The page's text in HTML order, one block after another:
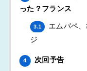
った？フランス
3.1
エムバペ
ジ
4 次回予告